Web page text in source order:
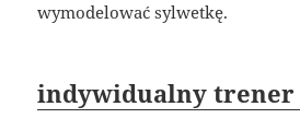
wymodelować sylwetkę.
indywidualny trener